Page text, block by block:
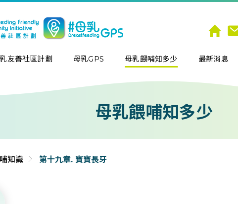
友善社區計劃 母乳GPS 母乳餵哺知多少 最新消息
母乳餵哺知多少
知識 第十九章. 寶寶長牙